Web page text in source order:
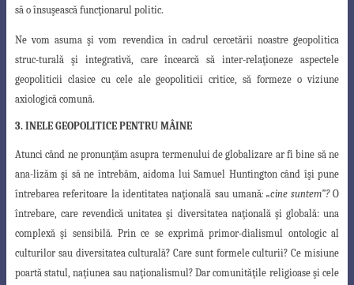
să o însuşească funcţionarul politic.
Ne vom asuma şi vom revendica în cadrul cercetării noastre geopolitica
struc-turală şi integrativă, care încearcă să inter-relaţioneze aspectele
geopoliticii clasice cu cele ale geopoliticii critice, să formeze o viziune
axiologică comună.
3. INELE GEOPOLITICE PENTRU MÂINE
Atunci când ne pronunţăm asupra termenului de globalizare ar fi bine să ne
ana-lizăm şi să ne întrebăm, aidoma lui Samuel Huntington când îşi pune
întrebarea referitoare la identitatea naţională sau umană: „cine suntem”?O
întrebare, care revendică unitatea şi diversitatea naţională şi globală: una
complexă şi sensibilă. Prin ce se exprimă primor-dialismul ontologic al
culturilor sau diversitatea culturală? Care sunt formele culturii?Ce misiune
poartă statul, naţiunea sau naţionalismul? Dar comunităţile religioase şi cele